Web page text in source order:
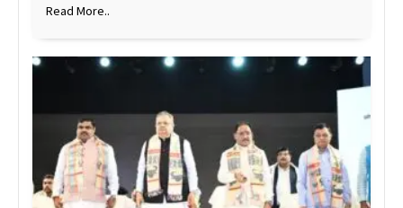
Read More..